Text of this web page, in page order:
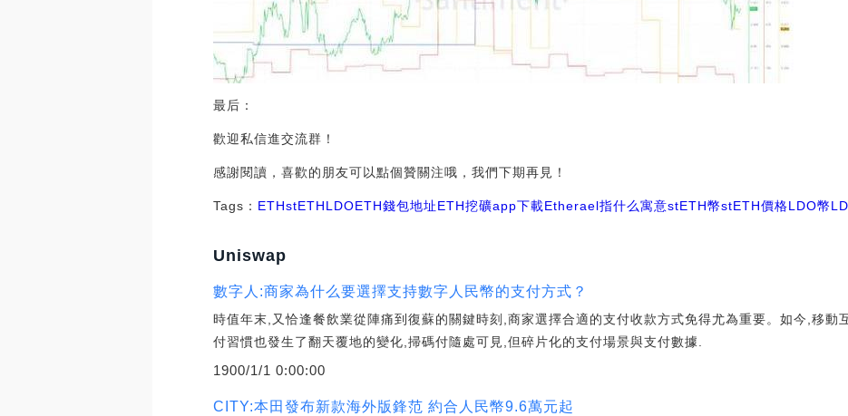
最后：
歡迎私信進交流群！
感謝閱讀，喜歡的朋友可以點個贊關注哦，我們下期再見！
Tags： ETHstETHLDOETH錢包地址ETH挖礦app下載Etherael指什么寓意stETH幣stETH價格LDO幣
Uniswap
數字人:商家為什么要選擇支持數字人民幣的支付方式？
時值年末,又恰逢餐飲業從陣痛到復蘇的關鍵時刻,商家選擇合適的支付收款方式免得尤為重要。如今,移動
付習慣也發生了翻天覆地的變化,掃碼付隨處可見,但碎片化的支付場景與支付數據.
1900/1/1 0:00:00
CITY:本田發布新款海外版鋒范 約合人民幣9.6萬元起